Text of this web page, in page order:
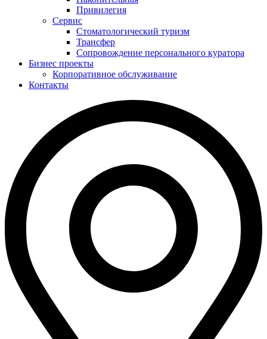
Привилегия
Cервис
Стоматологический туризм
Трансфер
Сопровождение персонального куратора
Бизнес проекты
Корпоративное обслуживание
Контакты